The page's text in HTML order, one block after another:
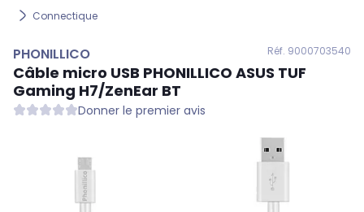
Connectique
PHONILLICO Réf. 9000703540
Câble micro USB PHONILLICO ASUS TUF
Gaming H7/ZenEar BT
Donner le premier avis